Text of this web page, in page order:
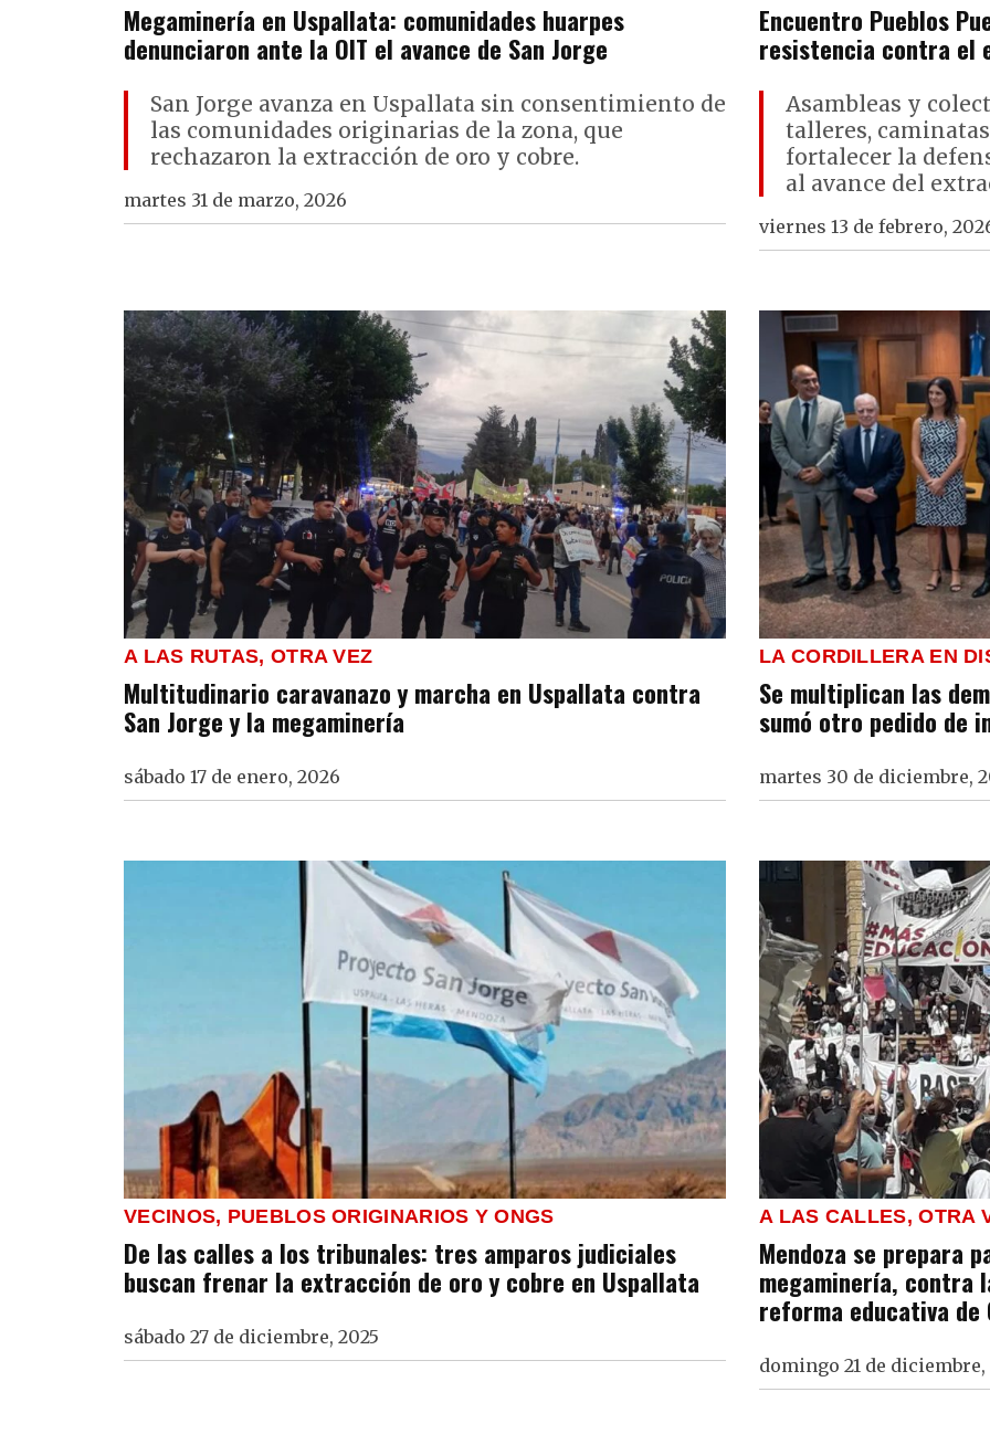
Megaminería en Uspallata: comunidades huarpes
denunciaron ante la OIT el avance de San Jorge
San Jorge avanza en Uspallata sin consentimiento de
las comunidades originarias de la zona, que
rechazaron la extracción de oro y cobre.
martes 31 de marzo, 2026
Encuentro Pueblos
resistencia contra el
Asambleas y
talleres,
fortalecer la
al avance del
viernes 13 de febrero,
A LAS RUTAS, OTRA VEZ
Multitudinario caravanazo y marcha en Uspallata contra
San Jorge y la megaminería
sábado 17 de enero, 2026
LA CORDILLERA EN
Se multiplican las
sumó otro pedido de
martes 30 de diciembre,
VECINOS, PUEBLOS ORIGINARIOS Y ONGS
De las calles a los tribunales: tres amparos judiciales
buscan frenar la extracción de oro y cobre en Uspallata
sábado 27 de diciembre, 2025
A LAS CALLES, OTRA
Mendoza se prepara
megaminería, contra
reforma educativa de
domingo 21 de diciembre,